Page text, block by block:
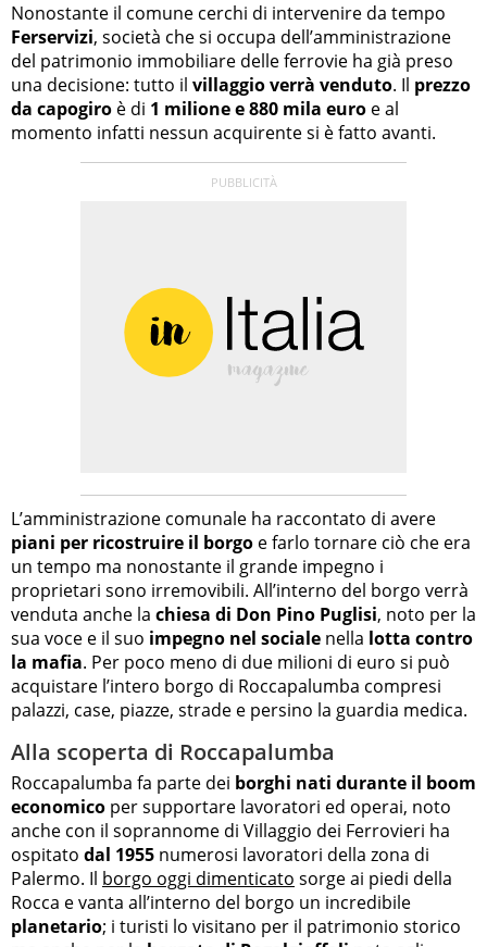
Nonostante il comune cerchi di intervenire da tempo
Ferservizi, società che si occupa dell’amministrazione
del patrimonio immobiliare delle ferrovie ha già preso
una decisione: tutto il villaggio verrà venduto. Il prezzo
da capogiro è di 1 milione e 880 mila euro e al
momento infatti nessun acquirente si è fatto avanti.
L’amministrazione comunale ha raccontato di avere
piani per ricostruire il borgo e farlo tornare ciò che era
un tempo ma nonostante il grande impegno i
proprietari sono irremovibili. All’interno del borgo verrà
venduta anche la chiesa di Don Pino Puglisi, noto per la
sua voce e il suo impegno nel sociale nella lotta contro
la mafia. Per poco meno di due milioni di euro si può
acquistare l’intero borgo di Roccapalumba compresi
palazzi, case, piazze, strade e persino la guardia medica.
Alla scoperta di Roccapalumba
Roccapalumba fa parte dei borghi nati durante il boom
economico per supportare lavoratori ed operai, noto
anche con il soprannome di Villaggio dei Ferrovieri ha
ospitato dal 1955 numerosi lavoratori della zona di
Palermo. Il borgo oggi dimenticato sorge ai piedi della
Rocca e vanta all’interno del borgo un incredibile
planetario; i turisti lo visitano per il patrimonio storico